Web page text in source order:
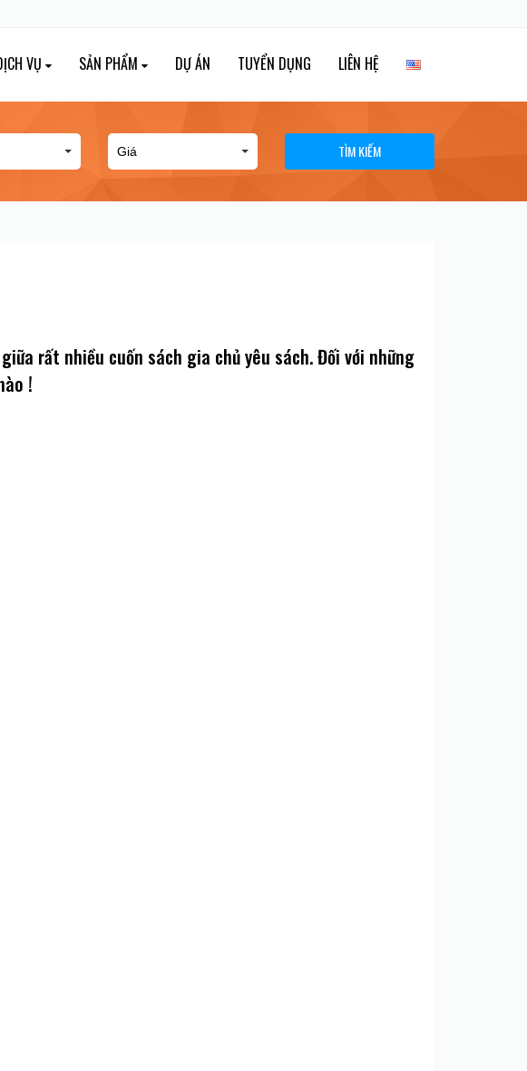
VỤ SẢN PHẨM DỰ ÁN TUYỂN DỤNG LIÊN HỆ
TÌM KIẾM
rất nhiều cuốn sách gia chủ yêu sách. Đối với những
!